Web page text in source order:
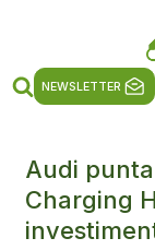
NEWSLETTER
Audi
Charging